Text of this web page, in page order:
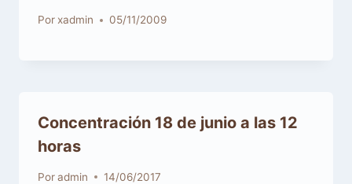
Por xadmin 05/11/2009
Concentración 18 de junio a las 12
horas
Poradmin 14/06/2017